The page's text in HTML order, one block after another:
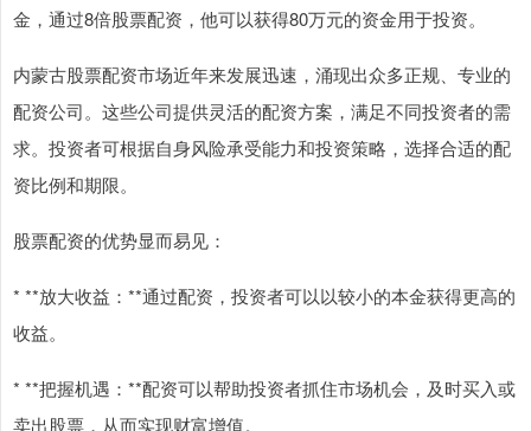
金，通过8倍股票配资，他可以获得80万元的资金用于投资。
内蒙古股票配资市场近年来发展迅速，涌现出众多正规、专业的
配资公司。这些公司提供灵活的配资方案，满足不同投资者的需
求。投资者可根据自身风险承受能力和投资策略，选择合适的配
资比例和期限。
股票配资的优势显而易见：
* **放大收益：**通过配资，投资者可以以较小的本金获得更高的
收益。
* **把握机遇：**配资可以帮助投资者抓住市场机会，及时买入或
卖出股票，从而实现财富增值。